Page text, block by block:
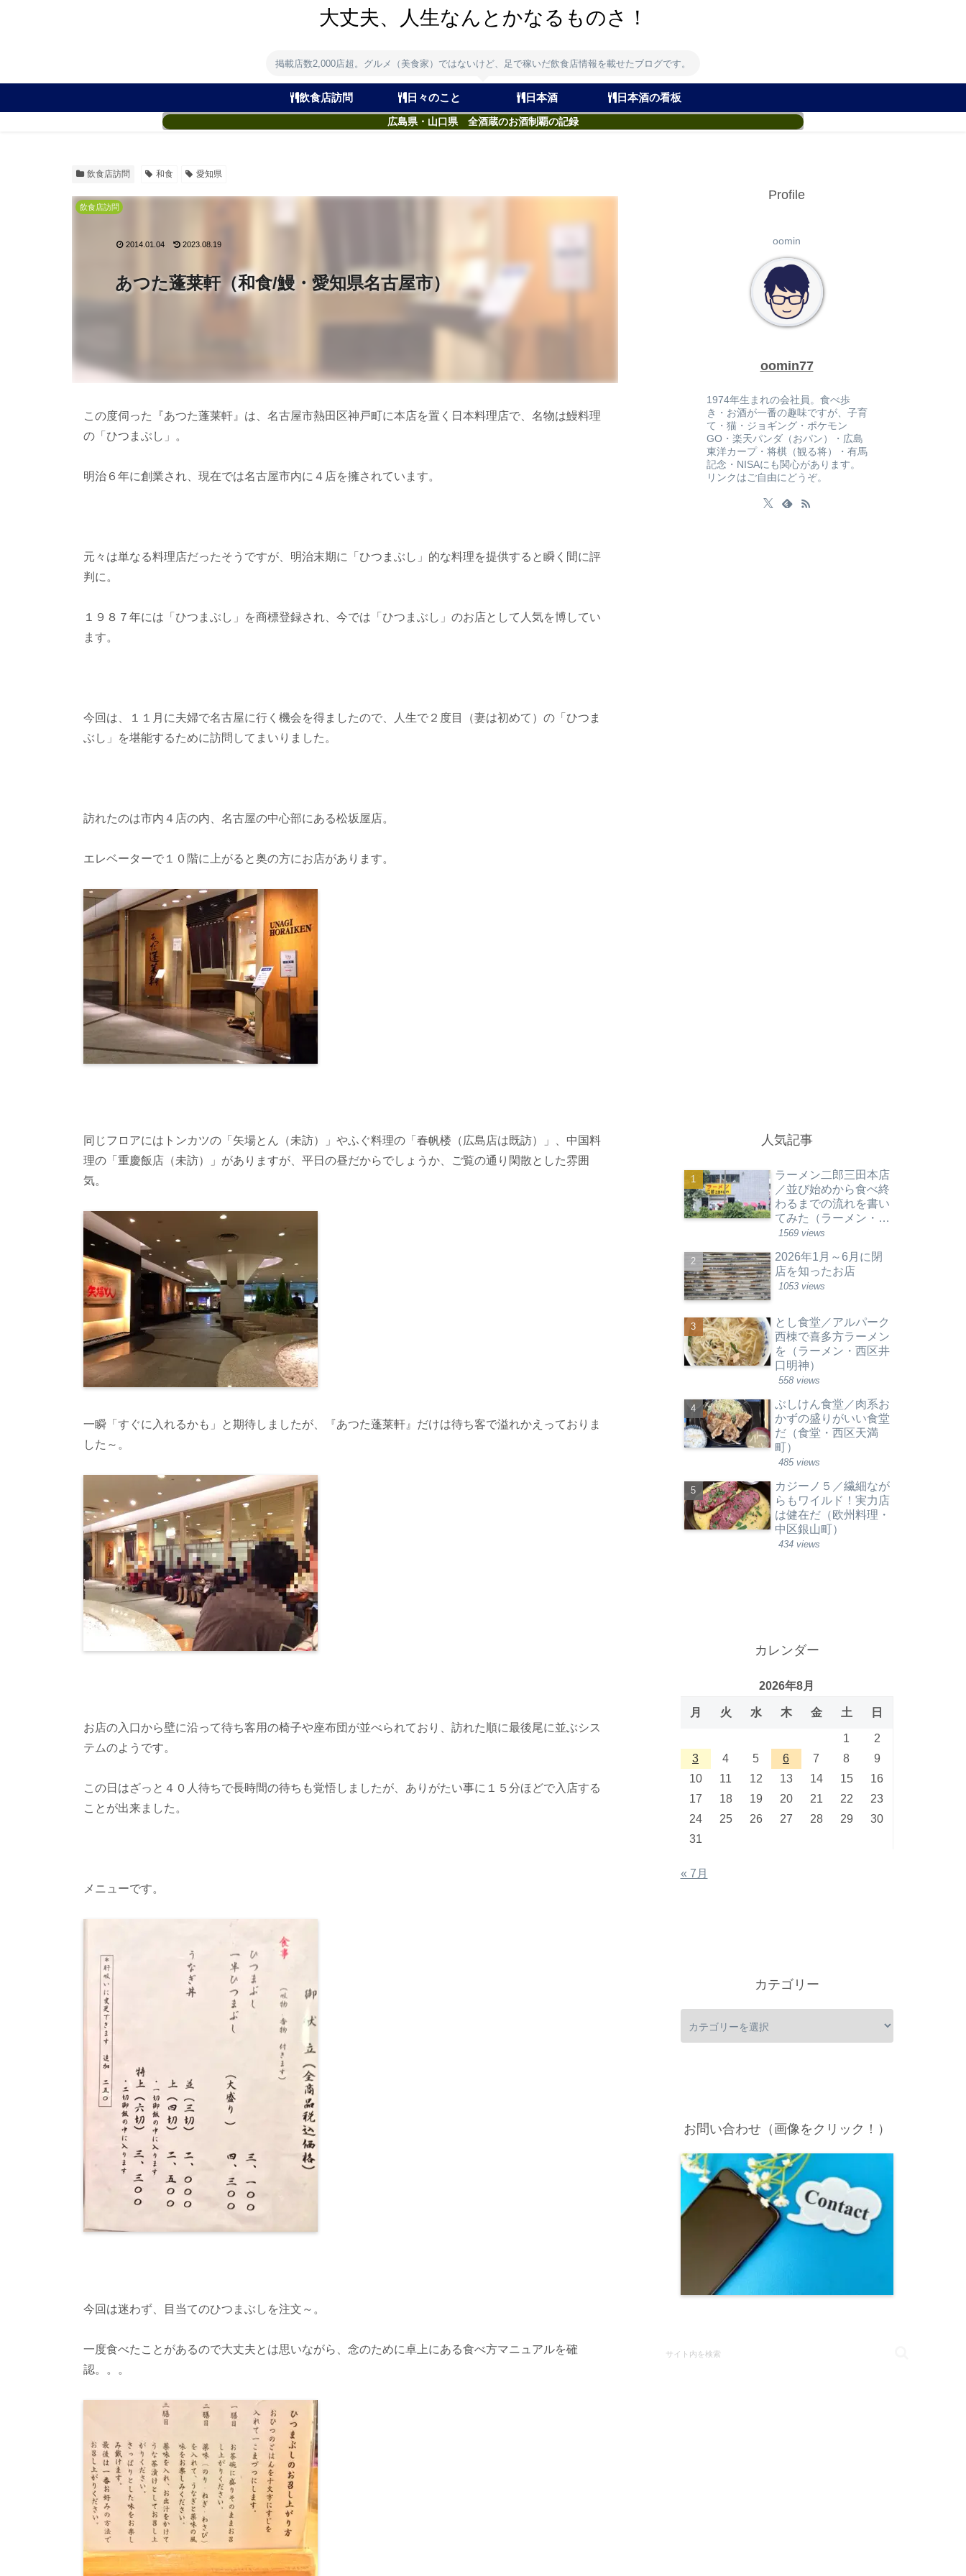
大丈夫、人生なんとかなるものさ！
掲載店数2,000店超。グルメ（美食家）ではないけど、足で稼いだ飲食店情報を載せたブログです。
飲食店訪問 日々のこと 日本酒 日本酒の看板
広島県・山口県 全酒蔵のお酒制覇の記録
飲食店訪問 和食 愛知県
あつた蓬莱軒（和食/鰻・愛知県名古屋市）
飲食店訪問
2014.01.04 2023.08.19
この度伺った『あつた蓬莱軒』は、名古屋市熱田区神戸町に本店を置く日本料理店で、名物は鰻料理
の「ひつまぶし」。
明治６年に創業され、現在では名古屋市内に４店を擁されています。
元々は単なる料理店だったそうですが、明治末期に「ひつまぶし」的な料理を提供すると瞬く間に評
判に。
１９８７年には「ひつまぶし」を商標登録され、今では「ひつまぶし」のお店として人気を博してい
ます。
今回は、１１月に夫婦で名古屋に行く機会を得ましたので、人生で２度目（妻は初めて）の「ひつま
ぶし」を堪能するために訪問してまいりました。
訪れたのは市内４店の内、名古屋の中心部にある松坂屋店。
エレベーターで１０階に上がると奥の方にお店があります。
同じフロアにはトンカツの「矢場とん（未訪）」やふぐ料理の「春帆楼（広島店は既訪）」、中国料
理の「重慶飯店（未訪）」がありますが、平日の昼だからでしょうか、ご覧の通り閑散とした雰囲
気。
一瞬「すぐに入れるかも」と期待しましたが、『あつた蓬莱軒』だけは待ち客で溢れかえっておりま
した～。
お店の入口から壁に沿って待ち客用の椅子や座布団が並べられており、訪れた順に最後尾に並ぶシス
テムのようです。
この日はざっと４０人待ちで長時間の待ちも覚悟しましたが、ありがたい事に１５分ほどで入店する
ことが出来ました。
メニューです。
今回は迷わず、目当てのひつまぶしを注文～。
一度食べたことがあるので大丈夫とは思いながら、念のために卓上にある食べ方マニュアルを確
認。。。
Profile
oomin
oomin77
1974年生まれの会社員。食べ歩
き・お酒が一番の趣味ですが、子育
て・猫・ジョギング・ポケモン
GO・楽天パンダ（おパン）・広島
東洋カープ・将棋（観る将）・有馬
記念・NISAにも関心があります。
リンクはご自由にどうぞ。
人気記事
ラーメン二郎三田本店
／並び始めから食べ終
わるまでの流れを書い
てみた（ラーメン・東
京都港区）
1569 views
2026年1月～6月に閉
店を知ったお店
1053 views
とし食堂／アルパーク
西棟で喜多方ラーメン
を（ラーメン・西区井
口明神）
558 views
ぶしけん食堂／肉系お
かずの盛りがいい食堂
だ（食堂・西区天満
町）
485 views
カジーノ５／繊細なが
らもワイルド！実力店
は健在だ（欧州料理・
中区銀山町）
434 views
カレンダー
2026年8月
月 火 水 木 金 土 日
1
2
3
4 5 6 7 8
9
10
11 12 13 14 15
16
17
18 19 20 21 22
23
24
25 26 27 28 29
30
31
« 7月
カテゴリー
お問い合わせ（画像をクリック！）